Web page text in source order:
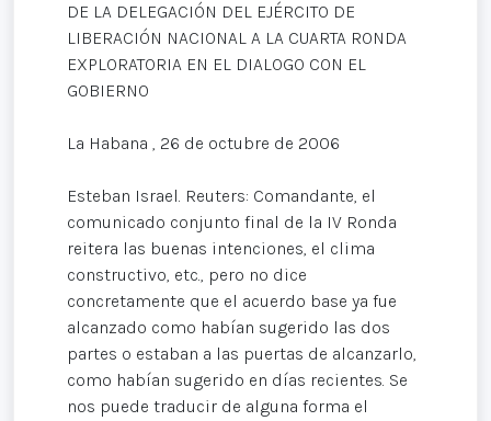
DE LA DELEGACIÓN DEL EJÉRCITO DE
LIBERACIÓN NACIONAL A LA CUARTA RONDA
EXPLORATORIA EN EL DIALOGO CON EL
GOBIERNO
La Habana , 26 de octubre de 2006
Esteban Israel. Reuters: Comandante, el
comunicado conjunto final de la IV Ronda
reitera las buenas intenciones, el clima
constructivo, etc., pero no dice
concretamente que el acuerdo base ya fue
alcanzado como habían sugerido las dos
partes o estaban a las puertas de alcanzarlo,
como habían sugerido en días recientes. Se
nos puede traducir de alguna forma el